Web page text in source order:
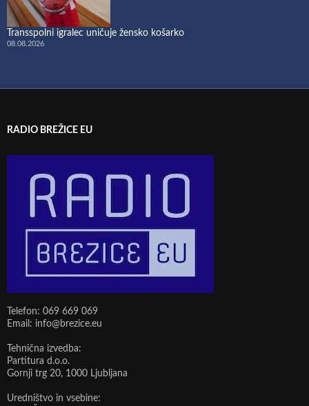
Transspolni igralec uničuje žensko košarko
08.08.2026
RADIO BREŽICE EU
Telefon: 069 669 069
Email: info@brezice.eu
Tehnična izvedba:
Partitura d.o.o.
Gornji trg 20, 1000 Ljubljana
Uredništvo in vsebine: